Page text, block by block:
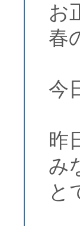
お
春
今
昨
み
と